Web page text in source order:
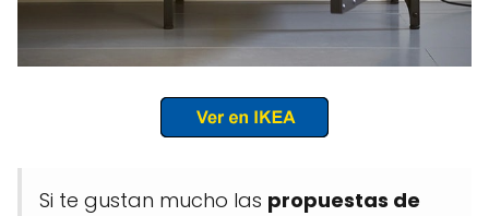
Si te gustan mucho las propuestas de